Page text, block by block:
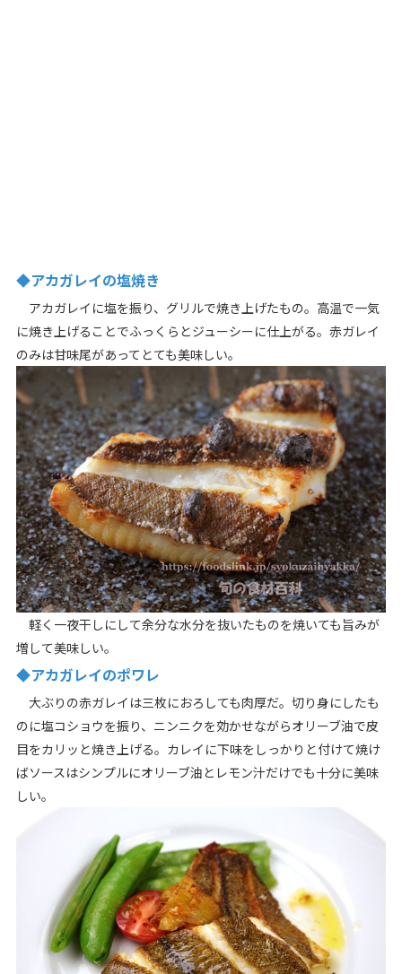
◆アカガレイの塩焼き
アカガレイに塩を振り、グリルで焼き上げたもの。高温で一気
に焼き上げることでふっくらとジューシーに仕上がる。赤ガレイ
のみは甘味尾があってとても美味しい。
軽く一夜干しにして余分な水分を抜いたものを焼いても旨みが
増して美味しい。
◆アカガレイのポワレ
大ぶりの赤ガレイは三枚におろしても肉厚だ。切り身にしたも
のに塩コショウを振り、ニンニクを効かせながらオリーブ油で皮
目をカリッと焼き上げる。カレイに下味をしっかりと付けて焼け
ばソースはシンプルにオリーブ油とレモン汁だけでも十分に美味
しい。